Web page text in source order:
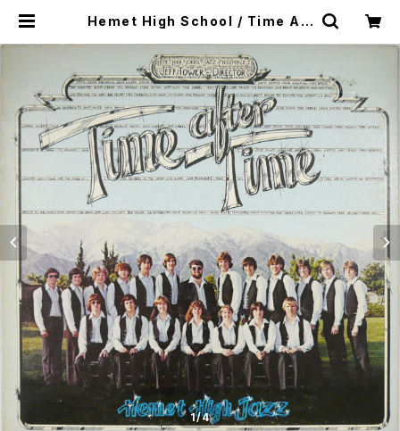
Hemet High School / Time Aft
1/4